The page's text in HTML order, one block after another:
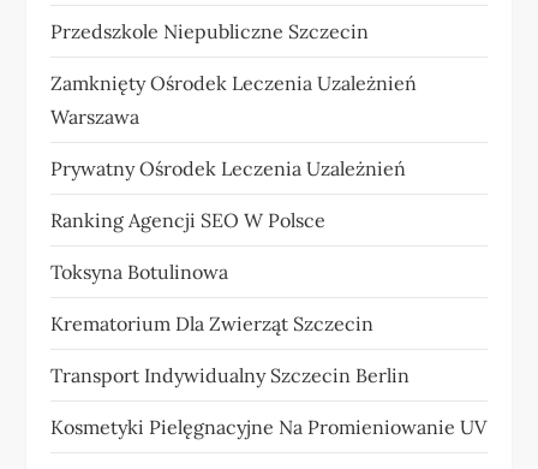
Przedszkole Niepubliczne Szczecin
Zamknięty Ośrodek Leczenia Uzależnień
Warszawa
Prywatny Ośrodek Leczenia Uzależnień
Ranking Agencji SEO W Polsce
Toksyna Botulinowa
Krematorium Dla Zwierząt Szczecin
Transport Indywidualny Szczecin Berlin
Kosmetyki Pielęgnacyjne Na Promieniowanie UV